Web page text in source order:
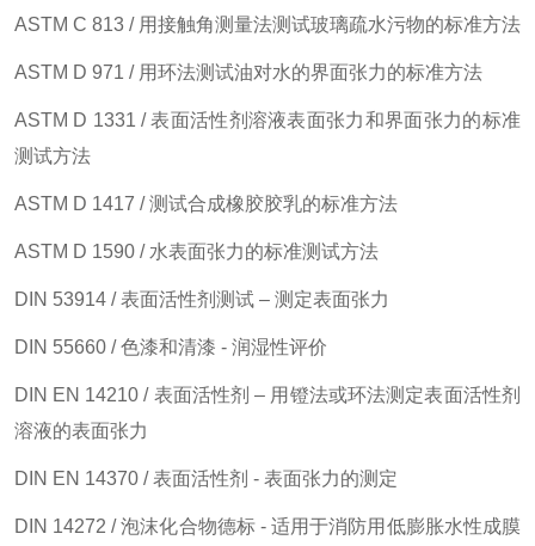
ASTM C 813 / 用接触角测量法测试玻璃疏水污物的标准方法
ASTM D 971 / 用环法测试油对水的界面张力的标准方法
ASTM D 1331 / 表面活性剂溶液表面张力和界面张力的标准
测试方法
ASTM D 1417 / 测试合成橡胶胶乳的标准方法
ASTM D 1590 / 水表面张力的标准测试方法
DIN 53914 / 表面活性剂测试 – 测定表面张力
DIN 55660 / 色漆和清漆 - 润湿性评价
DIN EN 14210 / 表面活性剂 – 用镫法或环法测定表面活性剂
溶液的表面张力
DIN EN 14370 / 表面活性剂 - 表面张力的测定
DIN 14272 / 泡沫化合物德标 - 适用于消防用低膨胀水性成膜